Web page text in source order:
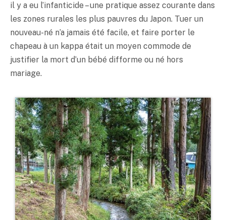
il y a eu l’infanticide – une pratique assez courante dans
les zones rurales les plus pauvres du Japon. Tuer un
nouveau-né n’a jamais été facile, et faire porter le
chapeau à un kappa était un moyen commode de
justifier la mort d’un bébé difforme ou né hors
mariage.